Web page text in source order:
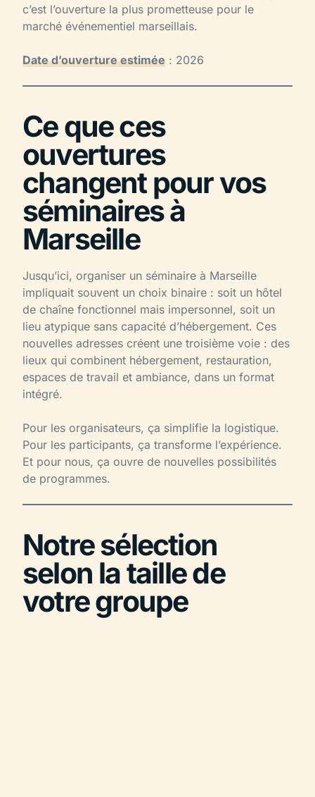
c’est l’ouverture la plus prometteuse pour le
marché événementiel marseillais.
Date d’ouverture estimée : 2026
Ce que ces
ouvertures
changent pour vos
séminaires à
Marseille
Jusqu’ici, organiser un séminaire à Marseille
impliquait souvent un choix binaire : soit un hôtel
de chaîne fonctionnel mais impersonnel, soit un
lieu atypique sans capacité d’hébergement. Ces
nouvelles adresses créent une troisième voie : des
lieux qui combinent hébergement, restauration,
espaces de travail et ambiance, dans un format
intégré.
Pour les organisateurs, ça simplifie la logistique.
Pour les participants, ça transforme l’expérience.
Et pour nous, ça ouvre de nouvelles possibilités
de programmes.
Notre sélection
selon la taille de
votre groupe